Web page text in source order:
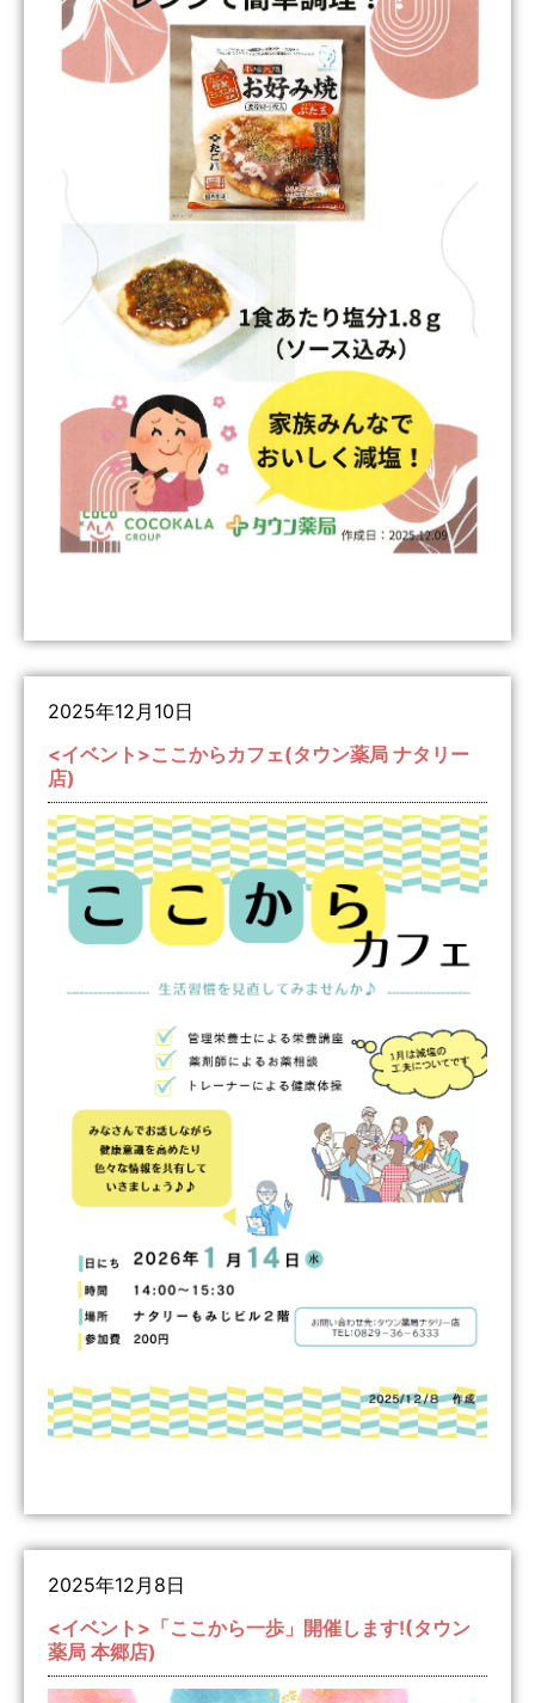
2025年12月10日
<イベント>ここからカフェ(タウン薬局 ナタリー
店)
2025年12月8日
<イベント>「ここから一歩」開催します!(タウン
薬局 本郷店)